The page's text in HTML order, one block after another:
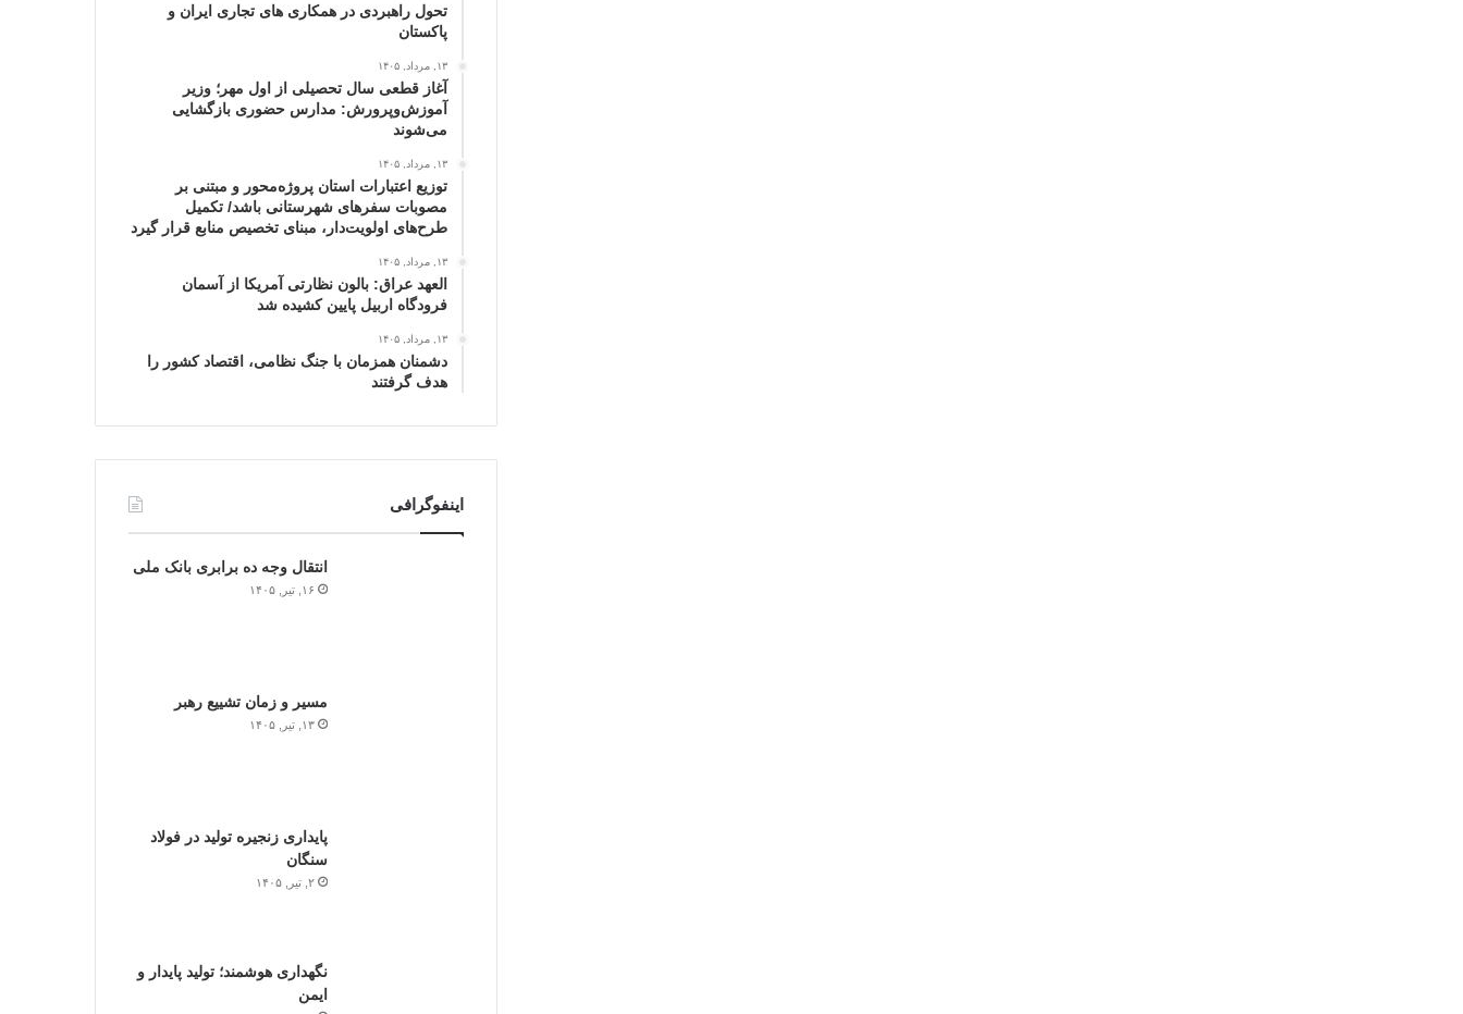
تحول راهبردی در همکاری های تجاری ایران و
پاکستان
۱۳, مرداد, ۱۴۰۵
آغاز قطعی سال تحصیلی از اول مهر؛ وزیر
آموزش‌وپرورش: مدارس حضوری بازگشایی
می‌شوند
۱۳, مرداد, ۱۴۰۵
توزیع اعتبارات استان پروژه‌محور و مبتنی بر
مصوبات سفرهای شهرستانی باشد/ تکمیل
طرح‌های اولویت‌دار، مبنای تخصیص منابع قرار گیرد
۱۳, مرداد, ۱۴۰۵
العهد عراق: بالون نظارتی آمریکا از آسمان
فرودگاه اربیل پایین کشیده شد
۱۳, مرداد, ۱۴۰۵
دشمنان همزمان با جنگ نظامی، اقتصاد کشور را
هدف گرفتند
اینفوگرافی
انتقال وجه ده برابری بانک ملی
۱۶, تیر, ۱۴۰۵
مسیر و زمان تشییع رهبر
۱۳, تیر, ۱۴۰۵
پایداری زنجیره تولید در فولاد
سنگان
۲, تیر, ۱۴۰۵
نگهداری هوشمند؛ تولید پایدار و
ایمن